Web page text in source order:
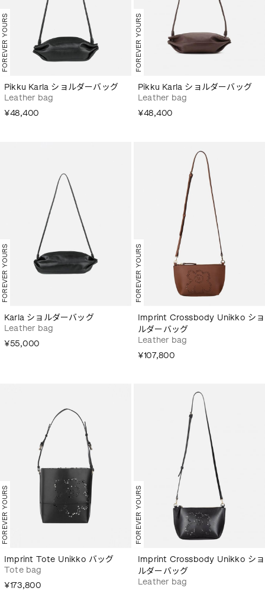
FOREVER YOURS
Pikku Karla ショルダーバッグ
Leather bag
¥48,400
FOREVER YOURS
Pikku Karla ショルダーバッグ
Leather bag
¥48,400
FOREVER YOURS
Karla ショルダーバッグ
Leather bag
¥55,000
FOREVER YOURS
Imprint Crossbody Unikko ショ
ルダーバッグ
Leather bag
¥107,800
FOREVER YOURS
Imprint Tote Unikko バッグ
Tote bag
¥173,800
FOREVER YOURS
Imprint Crossbody Unikko ショ
ルダーバッグ
Leather bag